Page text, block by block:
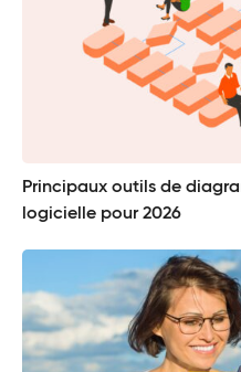
Principaux outils de
logicielle pour 2026